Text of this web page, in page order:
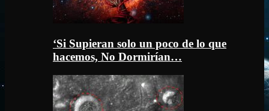
‘Si Supieran solo un poco de lo que
hacemos, No Dormirían…